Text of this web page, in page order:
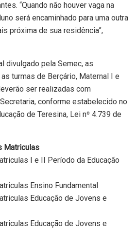
“Quando não houver vaga na
será encaminhado para uma outra
próxima de sua residência”,
divulgado pela Semec, as
turmas de Berçário, Maternal I e
ser realizadas com
conforme estabelecido no
de Teresina, Lei nº 4.739 de
Matriculas
I e II Período da Educação
Ensino Fundamental
Educação de Jovens e
Educação de Jovens e